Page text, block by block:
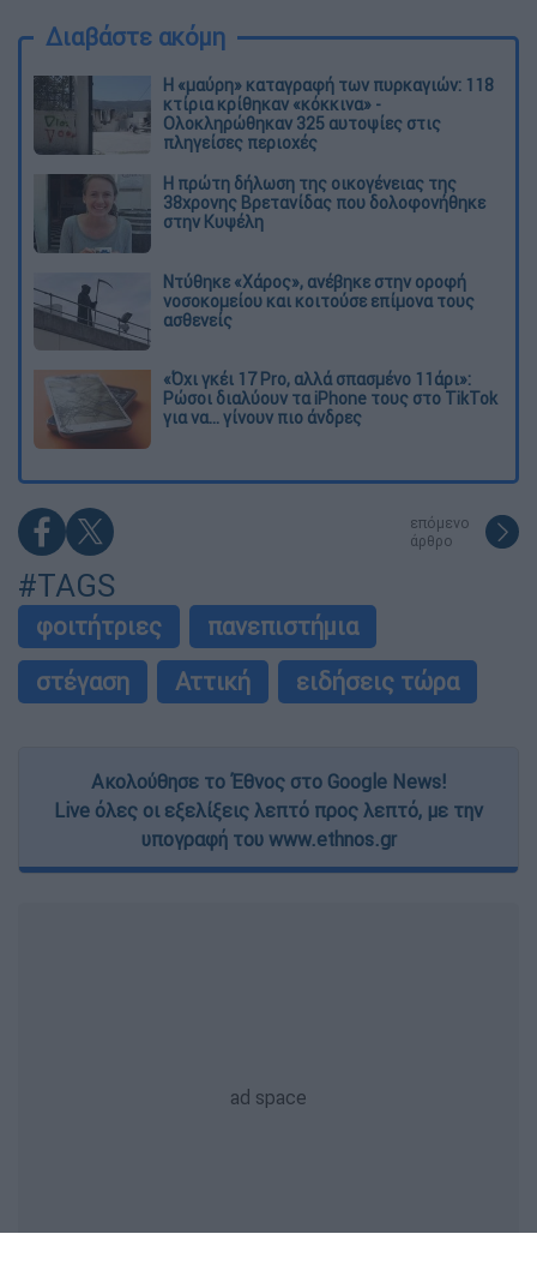
Διαβάστε ακόμη
Η «μαύρη» καταγραφή των πυρκαγιών: 118
κτίρια κρίθηκαν «κόκκινα» -
Ολοκληρώθηκαν 325 αυτοψίες στις
πληγείσες περιοχές
Η πρώτη δήλωση της οικογένειας της
38χρονης Βρετανίδας που δολοφονήθηκε
στην Κυψέλη
Ντύθηκε «Χάρος», ανέβηκε στην οροφή
νοσοκομείου και κοιτούσε επίμονα τους
ασθενείς
«Όχι γκέι 17 Pro, αλλά σπασμένο 11άρι»:
Ρώσοι διαλύουν τα iPhone τους στο TikTok
για να... γίνουν πιο άνδρες
επόμενο
άρθρο
#TAGS
φοιτήτριες
πανεπιστήμια
στέγαση
Αττική ειδήσεις τώρα
Ακολούθησε το Έθνος στο Google News!
Live όλες οι εξελίξεις λεπτό προς λεπτό, με την
υπογραφή του www.ethnos.gr